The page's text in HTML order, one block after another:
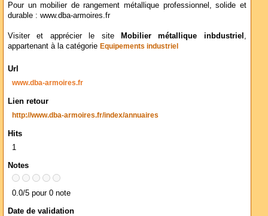
Pour un mobilier de rangement métallique professionnel, solide et
durable : www.dba-armoires.fr
Visiter et apprécier le site Mobilier métallique inbdustriel ,
appartenant à la catégorie Equipements industriel
Url
www.dba-armoires.fr
Lien retour
http://www.dba-armoires.fr/index/annuaires
Hits
1
Notes
0.0/5 pour 0 note
Date de validation